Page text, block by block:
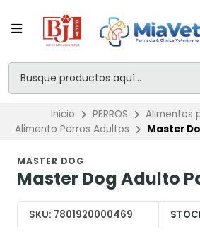
Inicio PERROS
Alimentos
Alimento Perros Adultos
Master
MASTER DOG
Master Dog Adulto
SKU: 7801920000469